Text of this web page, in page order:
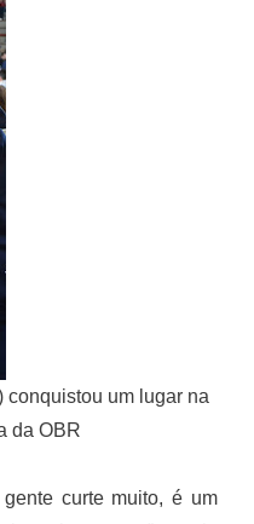
conquistou um lugar na
da OBR
curte muito, é um